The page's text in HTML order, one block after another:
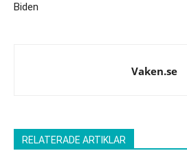
Biden
Vaken.se
RELATERADE ARTIKLAR